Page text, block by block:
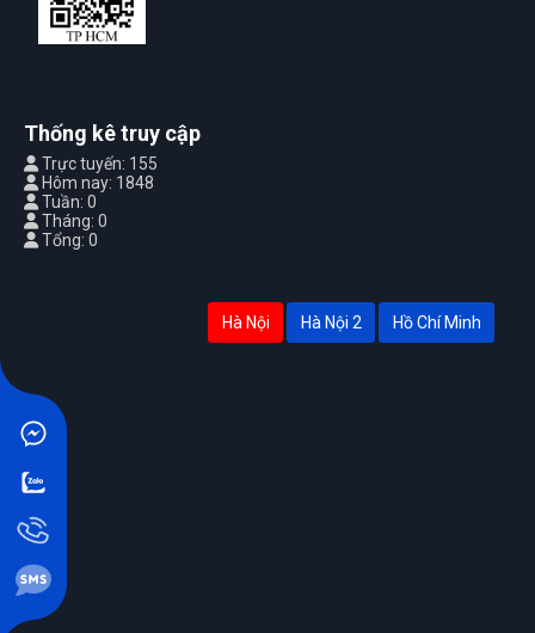
Thống kê truy cập
Trực tuyến: 155
Hôm nay: 1848
Tuần: 0
Tháng: 0
Tổng: 0
Hà Nội Hà Nội 2 Hồ Chí Minh